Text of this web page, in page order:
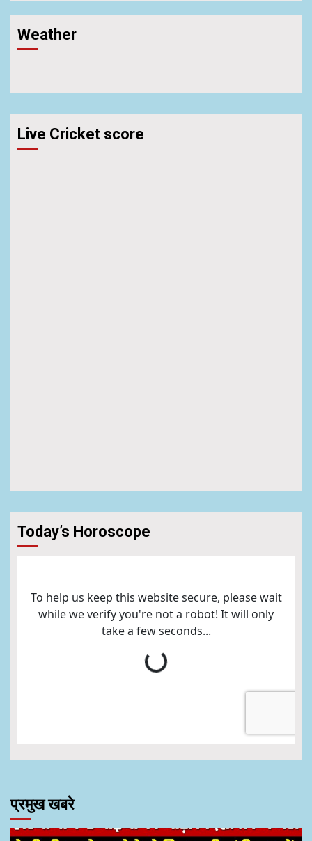
Weather
Live Cricket score
Today’s Horoscope
प्रमुख खबरे